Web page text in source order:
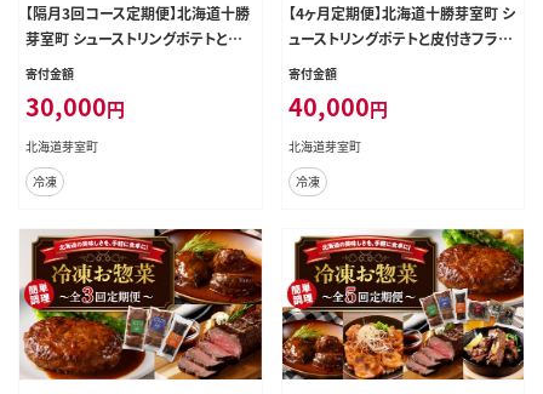
【隔月3回コース定期便】北海道十勝
芽室町 シューストリングポテトと皮
付きフライポテト 各２袋セット me0
寄付金額
30,000円
北海道芽室町
冷凍
【4ヶ月定期便】北海道十勝芽室町 シ
ューストリングポテトと皮付きフライ
ポテト 各２袋セット me003-061-t4
寄付金額
40,000円
北海道芽室町
冷凍